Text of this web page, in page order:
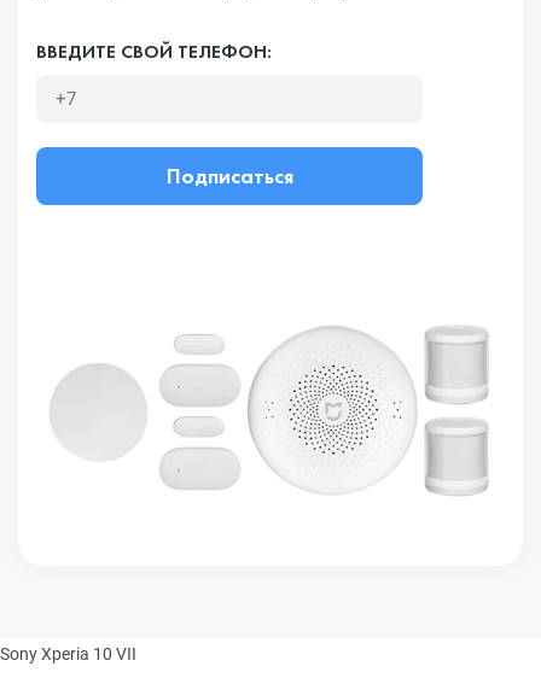
ВВЕДИТЕ СВОЙ ТЕЛЕФОН:
Подписаться
Sony Xperia 10 VII